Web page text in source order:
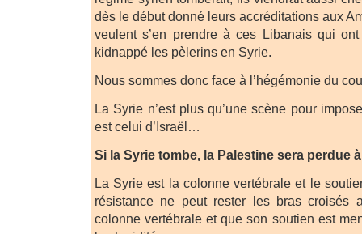
dès le début donné leurs accréditations aux
veulent s’en prendre à ces Libanais qui
kidnappé les pèlerins en Syrie.
Nous sommes donc face à l’hégémonie du
La Syrie n’est plus qu’une scène pour
est celui d’Israël…
Si la Syrie tombe, la Palestine sera perdue
La Syrie est la colonne vertébrale et le
résistance ne peut rester les bras croisés
colonne vertébrale et que son soutien est